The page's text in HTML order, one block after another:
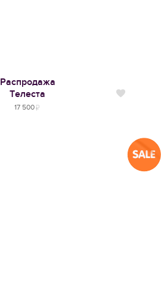
Распродажа
Телеста
17 500